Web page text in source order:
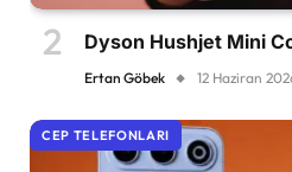
Dyson Hushjet Mini
Ertan Göbek 12 Haziran
CEP TELEFONLARI